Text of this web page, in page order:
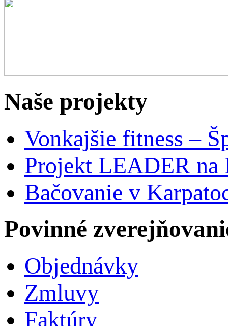
Naše projekty
Vonkajšie fitness –
Projekt LEADER na
Bačovanie v
Povinné
Objednávky
Zmluvy
Faktúry